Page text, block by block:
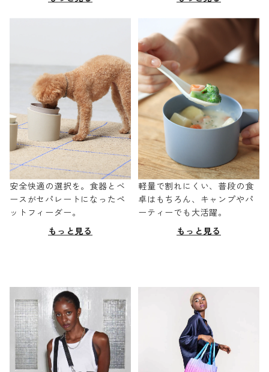
安全快適の選択を。食器とベ
ースがセパレートになったペ
ットフィーダー。
もっと見る
軽量で割れにくい、普段の食
卓はもちろん、キャンプやパ
ーティーでも大活躍。
もっと見る